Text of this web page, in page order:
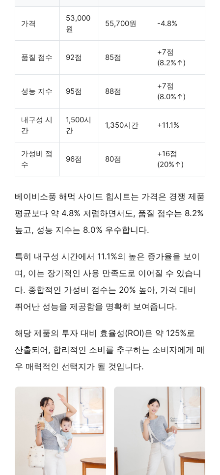
가격
53,000
원
55,700원 -4.8%
품질 점수 92점 85점
+7점
(8.2%↑)
성능 지수 95점 88점
+7점
(8.0%↑)
내구성 시
간
1,500시
간
1,350시간 +11.1%
가성비 점
수
96점 80점
+16점
(20%↑)
베이비소풍 해먹 사이드 힙시트는 가격은 경쟁 제품
평균보다 약 4.8% 저렴하면서도, 품질 점수는 8.2%
높고, 성능 지수는 8.0% 우수합니다.
특히 내구성 시간에서 11.1%의 높은 증가율을 보이
며, 이는 장기적인 사용 만족도로 이어질 수 있습니
다. 종합적인 가성비 점수는 20% 높아, 가격 대비
뛰어난 성능을 제공함을 명확히 보여줍니다.
해당 제품의 투자 대비 효율성(ROI)은 약 125% 로
산출되어, 합리적인 소비를 추구하는 소비자에게 매
우 매력적인 선택지가 될 것입니다.